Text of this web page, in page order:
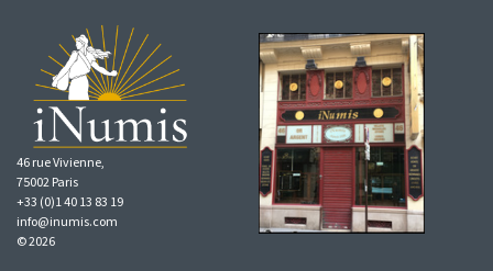
46 rue Vivienne,
75002 Paris
+33 (0)1 40 13 83 19
info@inumis.com
© 2026